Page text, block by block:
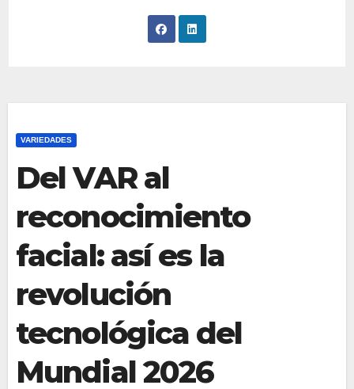
VARIEDADES
Del VAR al
reconocimiento
facial: así es la
revolución
tecnológica del
Mundial 2026